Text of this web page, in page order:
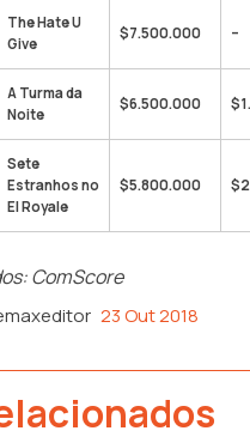
The Hate U
Give
$7.500.000 –
A Turma da
Noite
$6.500.000
Sete
Estranhos no
El Royale
$5.800.000
ComScore
23 Out 2018